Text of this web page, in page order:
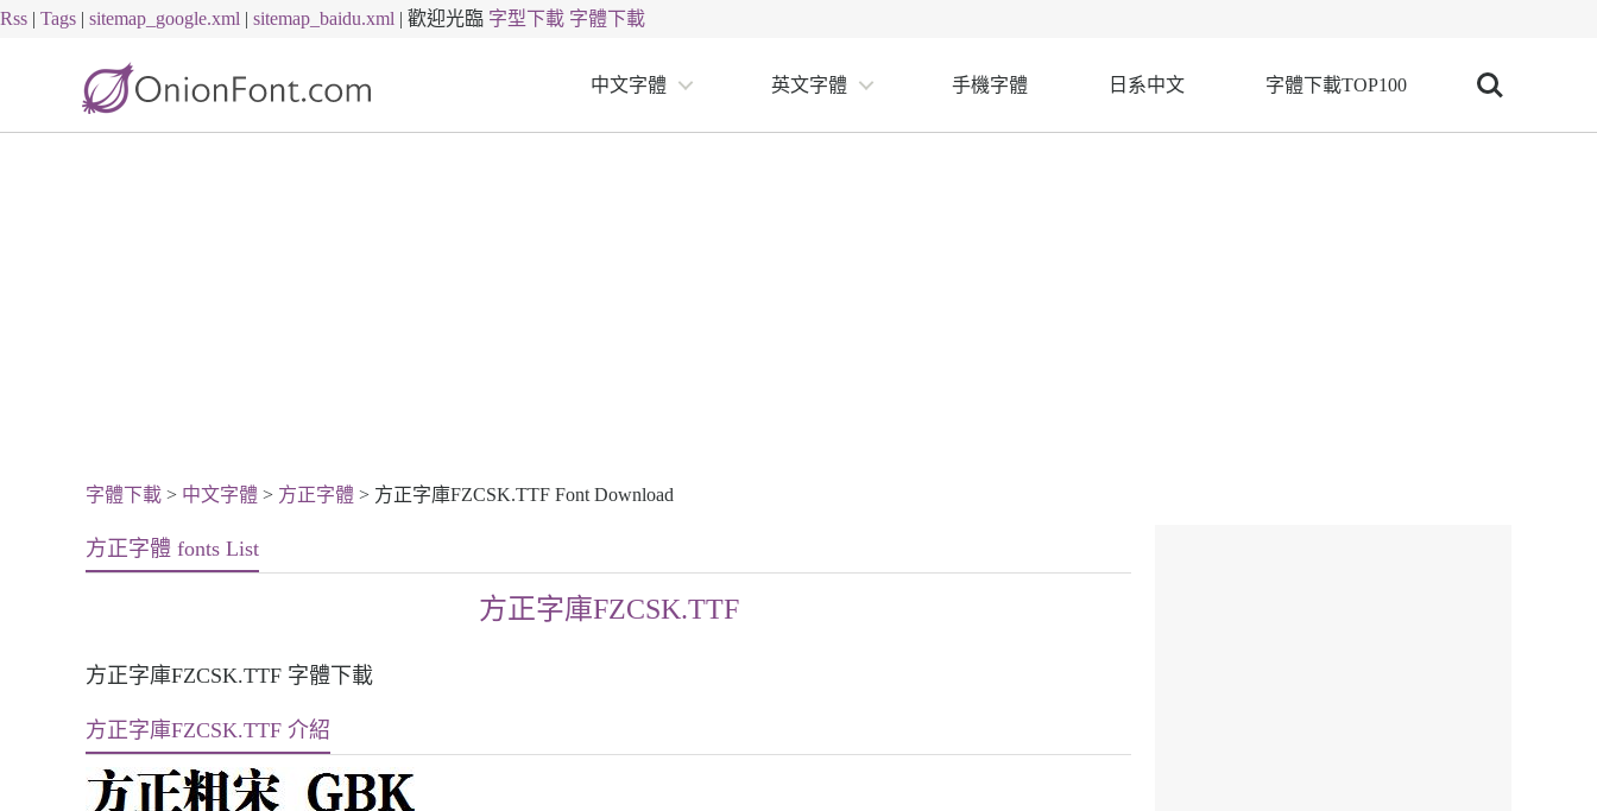
Rss | Tags | sitemap_google.xml | sitemap_baidu.xml | 歡迎光臨 字型下載 字體下載
中文字體 英文字體 手機字體 日系中文 字體下載TOP100
字體下載 > 中文字體 > 方正字體 > 方正字庫FZCSK.TTF Font Download
方正字體 fonts List
方正字庫FZCSK.TTF
方正字庫FZCSK.TTF 字體下載
方正字庫FZCSK.TTF 介紹